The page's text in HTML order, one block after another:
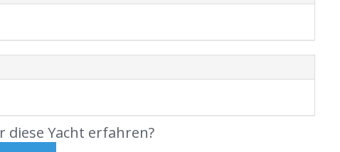
diese Yacht erfahren?